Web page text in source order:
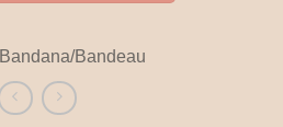
Bandana/Bandeau